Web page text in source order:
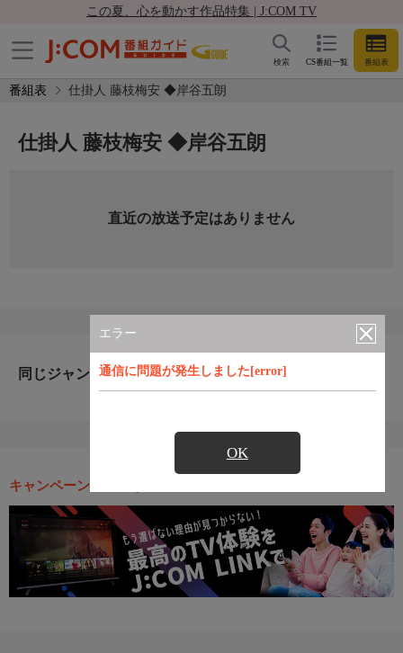
この夏、心を動かす作品特集 | J:COM TV
CS番組一覧 番組表
検索
番組表 仕掛人 藤枝梅安 ◆岸谷五朗
エラー
通信に問題が発生しました[error]
OK
仕掛人 藤枝梅安 ◆岸谷五朗
直近の放送予定はありません
同じジャンルのおすすめ番組
キャンペーン・お得な情報